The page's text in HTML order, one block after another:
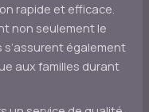
rapide et efficace.
non seulement le
également
aux familles durant